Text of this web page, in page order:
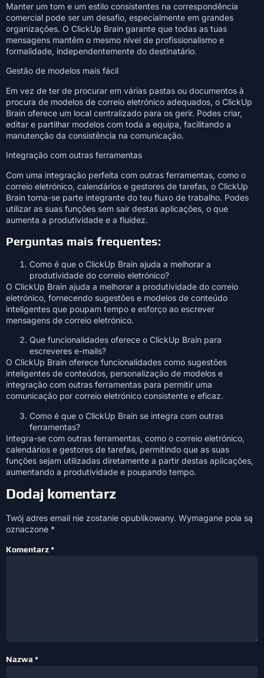
Manter um tom e um estilo consistentes na correspondência
comercial pode ser um desafio, especialmente em grandes
organizações. O ClickUp Brain garante que todas as tuas
mensagens mantêm o mesmo nível de profissionalismo e
formalidade, independentemente do destinatário.
Gestão de modelos mais fácil
Em vez de ter de procurar em várias pastas ou documentos à
procura de modelos de correio eletrónico adequados, o ClickUp
Brain oferece um local centralizado para os gerir. Podes criar,
editar e partilhar modelos com toda a equipa, facilitando a
manutenção da consistência na comunicação.
Integração com outras ferramentas
Com uma integração perfeita com outras ferramentas, como o
correio eletrónico, calendários e gestores de tarefas, o ClickUp
Brain torna-se parte integrante do teu fluxo de trabalho. Podes
utilizar as suas funções sem sair destas aplicações, o que
aumenta a produtividade e a fluidez.
Perguntas mais frequentes:
Como é que o ClickUp Brain ajuda a melhorar a
produtividade do correio eletrónico?
O ClickUp Brain ajuda a melhorar a produtividade do correio
eletrónico, fornecendo sugestões e modelos de conteúdo
inteligentes que poupam tempo e esforço ao escrever
mensagens de correio eletrónico.
Que funcionalidades oferece o ClickUp Brain para
escreveres e-mails?
O ClickUp Brain oferece funcionalidades como sugestões
inteligentes de conteúdos, personalização de modelos e
integração com outras ferramentas para permitir uma
comunicação por correio eletrónico consistente e eficaz.
Como é que o ClickUp Brain se integra com outras
ferramentas?
Integra-se com outras ferramentas, como o correio eletrónico,
calendários e gestores de tarefas, permitindo que as suas
funções sejam utilizadas diretamente a partir destas aplicações,
aumentando a produtividade e poupando tempo.
Dodaj komentarz
Twój adres email nie zostanie opublikowany. Wymagane pola są
oznaczone *
Komentarz*
Nazwa *